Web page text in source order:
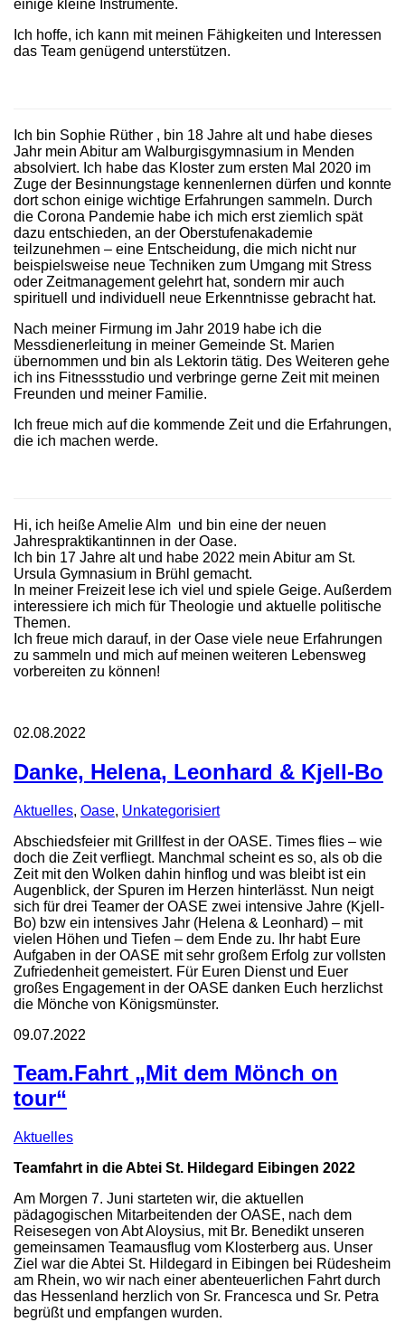
einige kleine Instrumente.
Ich hoffe, ich kann mit meinen Fähigkeiten und Interessen
das Team genügend unterstützen.
Ich bin Sophie Rüther , bin 18 Jahre alt und habe dieses
Jahr mein Abitur am Walburgisgymnasium in Menden
absolviert. Ich habe das Kloster zum ersten Mal 2020 im
Zuge der Besinnungstage kennenlernen dürfen und konnte
dort schon einige wichtige Erfahrungen sammeln. Durch
die Corona Pandemie habe ich mich erst ziemlich spät
dazu entschieden, an der Oberstufenakademie
teilzunehmen – eine Entscheidung, die mich nicht nur
beispielsweise neue Techniken zum Umgang mit Stress
oder Zeitmanagement gelehrt hat, sondern mir auch
spirituell und individuell neue Erkenntnisse gebracht hat.
Nach meiner Firmung im Jahr 2019 habe ich die
Messdienerleitung in meiner Gemeinde St. Marien
übernommen und bin als Lektorin tätig. Des Weiteren gehe
ich ins Fitnessstudio und verbringe gerne Zeit mit meinen
Freunden und meiner Familie.
Ich freue mich auf die kommende Zeit und die Erfahrungen,
die ich machen werde.
Hi, ich heiße Amelie Alm und bin eine der neuen
Jahrespraktikantinnen in der Oase.
Ich bin 17 Jahre alt und habe 2022 mein Abitur am St.
Ursula Gymnasium in Brühl gemacht.
In meiner Freizeit lese ich viel und spiele Geige. Außerdem
interessiere ich mich für Theologie und aktuelle politische
Themen.
Ich freue mich darauf, in der Oase viele neue Erfahrungen
zu sammeln und mich auf meinen weiteren Lebensweg
vorbereiten zu können!
02.08.2022
Danke, Helena, Leonhard & Kjell-Bo
Aktuelles, Oase, Unkategorisiert
Abschiedsfeier mit Grillfest in der OASE. Times flies – wie
doch die Zeit verfliegt. Manchmal scheint es so, als ob die
Zeit mit den Wolken dahin hinflog und was bleibt ist ein
Augenblick, der Spuren im Herzen hinterlässt. Nun neigt
sich für drei Teamer der OASE zwei intensive Jahre (Kjell-
Bo) bzw ein intensives Jahr (Helena & Leonhard) – mit
vielen Höhen und Tiefen – dem Ende zu. Ihr habt Eure
Aufgaben in der OASE mit sehr großem Erfolg zur vollsten
Zufriedenheit gemeistert. Für Euren Dienst und Euer
großes Engagement in der OASE danken Euch herzlichst
die Mönche von Königsmünster.
09.07.2022
Team.Fahrt „Mit dem Mönch on
tour“
Aktuelles
Teamfahrt in die Abtei St. Hildegard Eibingen 2022
Am Morgen 7. Juni starteten wir, die aktuellen
pädagogischen Mitarbeitenden der OASE, nach dem
Reisesegen von Abt Aloysius, mit Br. Benedikt unseren
gemeinsamen Teamausflug vom Klosterberg aus. Unser
Ziel war die Abtei St. Hildegard in Eibingen bei Rüdesheim
am Rhein, wo wir nach einer abenteuerlichen Fahrt durch
das Hessenland herzlich von Sr. Francesca und Sr. Petra
begrüßt und empfangen wurden.